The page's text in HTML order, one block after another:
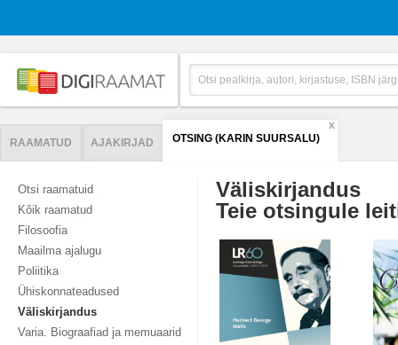
RAAMATUD AJAKIRJAD OTSING (KARIN SUURSALU)
X
Otsi raamatuid
Kõik raamatud
Filosoofia
Maailma ajalugu
Poliitika
Ühiskonnateadused
Väliskirjandus
Varia. Biograafiad ja memuaarid
Väliskirjandus
Teie otsingule